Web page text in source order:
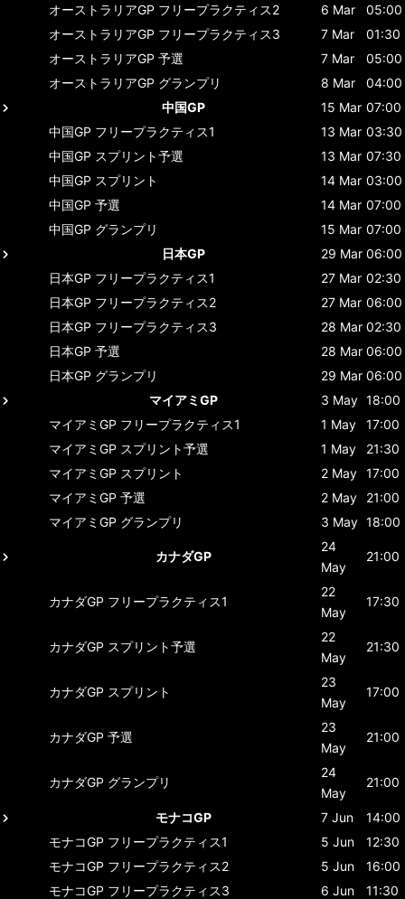
オーストラリアGP フリープラクティス2 6 Mar
05:00
オーストラリアGP フリープラクティス3 7 Mar
01:30
オーストラリアGP 予選 7 Mar
05:00
オーストラリアGP グランプリ 8 Mar
04:00
中国GP
15 Mar 07:00
中国GP フリープラクティス1 13 Mar 03:30
中国GP スプリント予選 13 Mar 07:30
中国GP スプリント 14 Mar 03:00
中国GP 予選 14 Mar 07:00
中国GP グランプリ 15 Mar 07:00
日本GP
29 Mar 06:00
日本GP フリープラクティス1 27 Mar 02:30
日本GP フリープラクティス2 27 Mar 06:00
日本GP フリープラクティス3 28 Mar 02:30
日本GP 予選 28 Mar 06:00
日本GP グランプリ 29 Mar 06:00
マイアミGP
3 May 18:00
マイアミGP フリープラクティス1 1 May
17:00
マイアミGP スプリント予選 1 May
21:30
マイアミGP スプリント 2 May 17:00
マイアミGP 予選 2 May
21:00
マイアミGP グランプリ 3 May 18:00
カナダGP
24
May
21:00
カナダGP フリープラクティス1
22
May
17:30
カナダGP スプリント予選
22
May
21:30
カナダGP スプリント
23
May
17:00
カナダGP 予選
23
May
21:00
カナダGP グランプリ
24
May
21:00
モナコGP 7 Jun
14:00
モナコGP フリープラクティス1 5 Jun
12:30
モナコGP フリープラクティス2 5 Jun
16:00
モナコGP フリープラクティス3 6 Jun
11:30